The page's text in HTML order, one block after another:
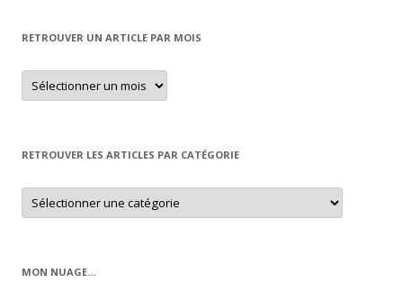
RETROUVER UN ARTICLE PAR MOIS
Retrouver
un
article
RETROUVER LES ARTICLES PAR CATÉGORIE
Retrouver
les
articles
MON NUAGE…